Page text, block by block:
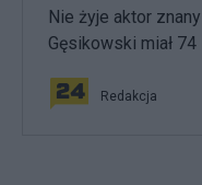
Nie żyje aktor
Gęsikowski miał 74
Redakcja